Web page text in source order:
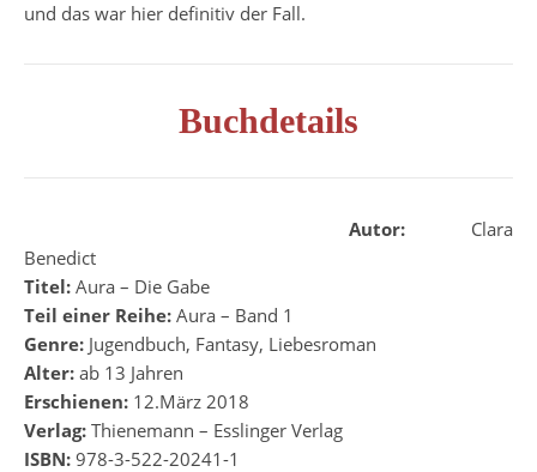
und das war hier definitiv der Fall.
Buchdetails
Autor: Clara
Benedict
Titel: Aura – Die Gabe
Teil einer Reihe: Aura – Band 1
Genre: Jugendbuch, Fantasy, Liebesroman
Alter: ab 13 Jahren
Erschienen: 12.März 2018
Verlag: Thienemann – Esslinger Verlag
ISBN: 978-3-522-20241-1